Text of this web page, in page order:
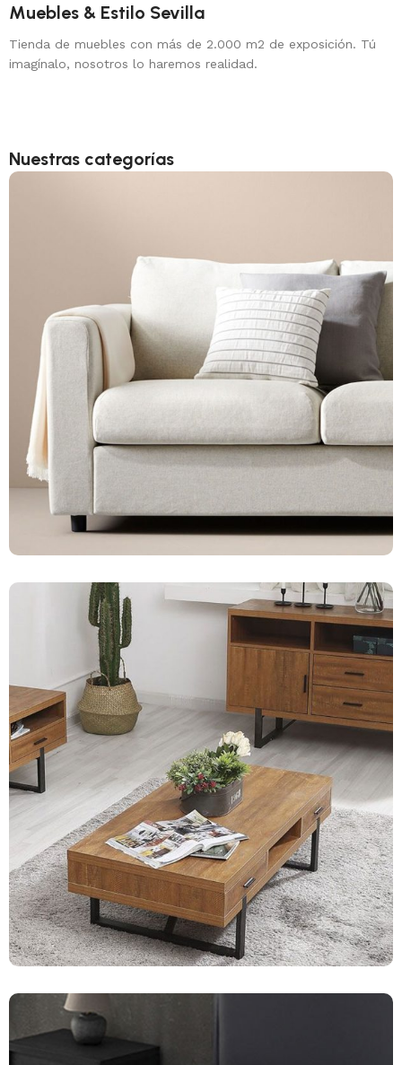
Muebles & Estilo Sevilla
Tienda de muebles con más de 2.000 m2 de exposición. Tú
imagínalo, nosotros lo haremos realidad.
Nuestras categorías
Sofás
59 productos
Mesas
201 productos